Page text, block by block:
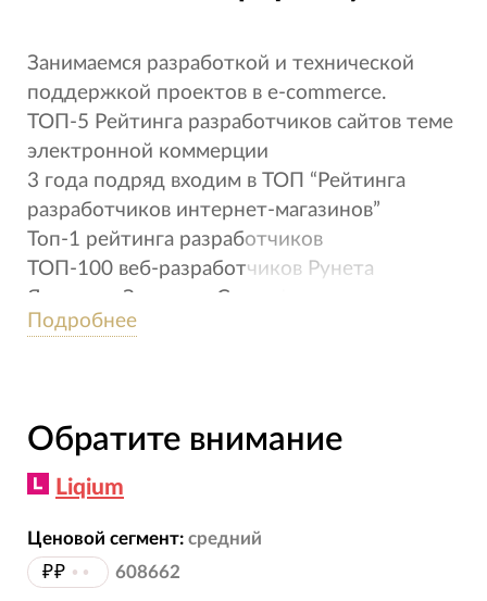
Занимаемся разработкой и технической
поддержкой проектов в e-commerce.
ТОП-5 Рейтинга разработчиков сайтов теме
электронной коммерции
3 года подряд входим в ТОП “Рейтинга
разработчиков интернет-магазинов”
Топ-1 рейтинга разработчиков
ТОП-100 веб-разработчиков Рунета
Являемся Золотым Сертифицированным
парнером 1С-Битрикс.
Подробнее
Обратите внимание
Liqium
Ценовой сегмент: средний
₽₽ •• 608662